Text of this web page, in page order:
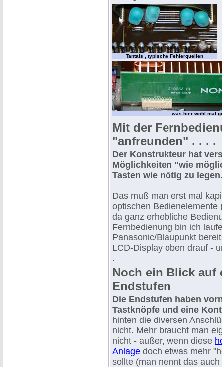
Tantals , typische Fehlerquellen
was hier wohl mal
Mit der
"anfreunden" . . . .
Der Konstrukteur hat
Möglichkeiten "wie
Tasten wie nötig zu legen.
Das muß man erst mal
optischen Bedienelemente
da ganz erhebliche
Fernbedienung bin ich
Panasonic/Blaupunkt
LCD-Display oben drauf -
.
Noch ein Blick auf
Endstufen
Die Endstufen haben
Tastknöpfe und eine
hinten die diversen
nicht. Mehr braucht man
nicht - außer, wenn diese
Anlage doch etwas mehr
sollte (man nennt das auch